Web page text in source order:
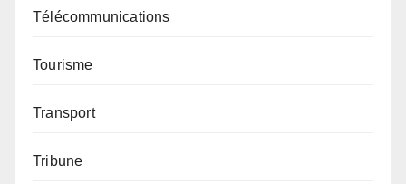
Télécommunications
Tourisme
Transport
Tribune